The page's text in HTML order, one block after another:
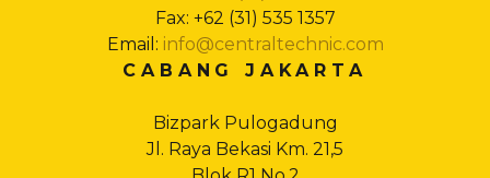
Fax: +62 (31) 535 1357
Email: info@centraltechnic.com
CABANG JAKARTA
Bizpark Pulogadung
Jl. Raya Bekasi Km. 21,5